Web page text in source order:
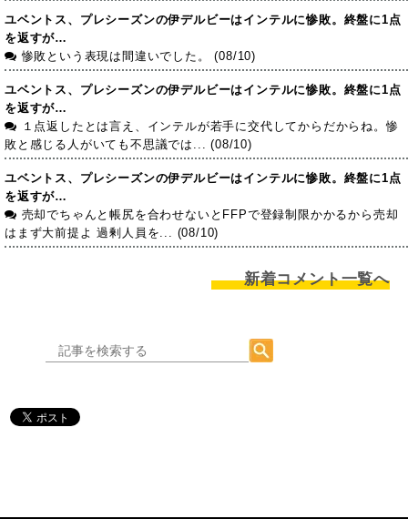
ユベントス、プレシーズンの伊デルビーはインテルに惨敗。終盤に1点
を返すが…
惨敗という表現は間違いでした。 (08/10)
ユベントス、プレシーズンの伊デルビーはインテルに惨敗。終盤に1点
を返すが…
１点返したとは言え、インテルが若手に交代してからだからね。惨
敗と感じる人がいても不思議では... (08/10)
ユベントス、プレシーズンの伊デルビーはインテルに惨敗。終盤に1点
を返すが…
売却でちゃんと帳尻を合わせないとFFPで登録制限かかるから売却
はまず大前提よ 過剰人員を... (08/10)
新着コメント一覧へ